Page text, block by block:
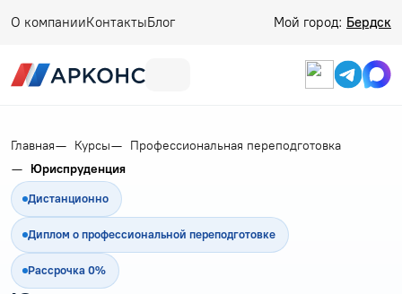
О компанииКонтактыБлог Мой город: Бердск
Главная Курсы
Профессиональная переподготовка
Юриспруденция
Дистанционно
Диплом о профессиональной переподготовке
Рассрочка 0%